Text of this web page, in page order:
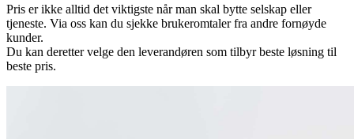
Pris er ikke alltid det viktigste når man skal bytte selskap eller
tjeneste. Via oss kan du sjekke brukeromtaler fra andre fornøyde
kunder.
Du kan deretter velge den leverandøren som tilbyr beste løsning til
beste pris.